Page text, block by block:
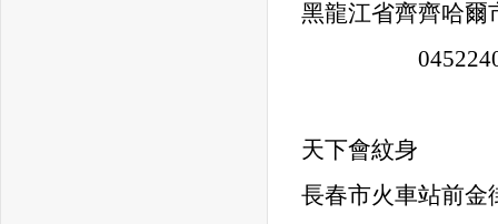
黑龍江省齊齊哈爾
天下會紋身
長春市火車站前金